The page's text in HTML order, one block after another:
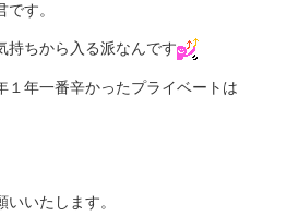
す。
持ちから入る派なんです
１年一番辛かったプライベートは
いたします。